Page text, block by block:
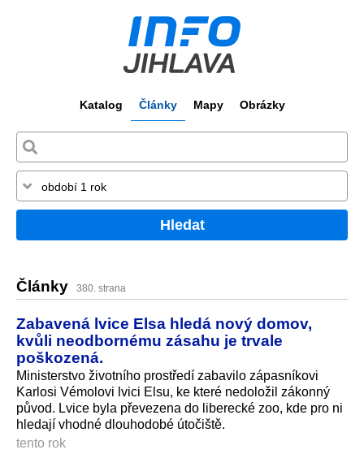
Katalog Články Mapy Obrázky
Hledat
Články 380. strana
Zabavená lvice Elsa hledá nový domov,
kvůli neodbornému zásahu je trvale
poškozená.
Ministerstvo životního prostředí zabavilo zápasníkovi
Karlosi Vémolovi lvici Elsu, ke které nedoložil zákonný
původ. Lvice byla převezena do liberecké zoo, kde pro ni
hledají vhodné dlouhodobé útočiště.
tento rok